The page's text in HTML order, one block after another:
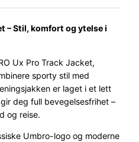
– Stil, komfort og ytelse i
Ux Pro Track Jacket,
sporty stil med
er laget i et lett
deg full bevegelsesfrihet –
og reise.
Umbro-logo og moderne